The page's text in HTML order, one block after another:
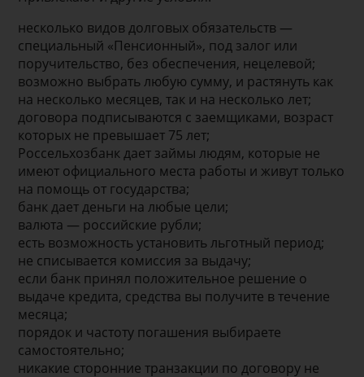
несколько видов долговых обязательств —
специальный «Пенсионный», под залог или
поручительство, без обеспечения, нецелевой;
возможно выбрать любую сумму, и растянуть как
на несколько месяцев, так и на несколько лет;
договора подписываются с заемщиками, возраст
которых не превышает 75 лет;
Россельхозбанк дает займы людям, которые не
имеют официального места работы и живут только
на помощь от государства;
банк дает деньги на любые цели;
валюта — российские рубли;
есть возможность установить льготный период;
не списывается комиссия за выдачу;
если банк принял положительное решение о
выдаче кредита, средства вы получите в течение
месяца;
порядок и частоту погашения выбираете
самостоятельно;
никакие сторонние транзакции по договору не